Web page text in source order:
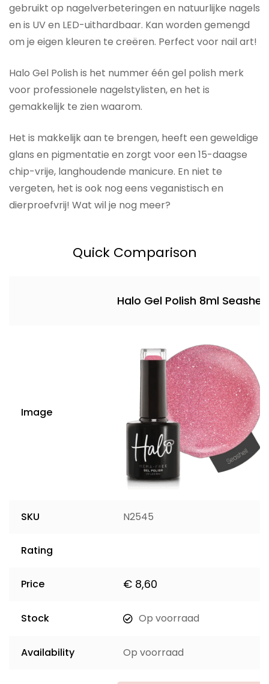
gebruikt op nagelverbeteringen en natuurlijke nagels
en is UV en LED-uithardbaar. Kan worden gemengd
om je eigen kleuren te creëren. Perfect voor nail art!
Halo Gel Polish is het nummer één gel polish merk
voor professionele nagelstylisten, en het is
gemakkelijk te zien waarom.
Het is makkelijk aan te brengen, heeft een geweldige
glans en pigmentatie en zorgt voor een 15-daagse
chip-vrije, langhoudende manicure. En niet te
vergeten, het is ook nog eens veganistisch en
dierproefvrij! Wat wil je nog meer?
Quick Comparison
Halo Gel Polish 8ml Seashell
Image
SKU N2545
Rating
Price € 8,60
Stock Op voorraad
Availability Op voorraad